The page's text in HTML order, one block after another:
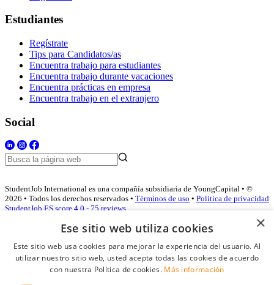
Estudiantes
Regístrate
Tips para Candidatos/as
Encuentra trabajo para estudiantes
Encuentra trabajo durante vacaciones
Encuentra prácticas en empresa
Encuentra trabajo en el extranjero
Social
StudentJob International es una compañía subsidiaria de YoungCapital • ©
2026 • Todos los derechos reservados • Términos de uso • Politica de privacidad
StudentJob ES score 4.0 - 75 reviews
Acceso empresas
×
Ese sitio web utiliza cookies
Este sitio web usa cookies para mejorar la experiencia del usuario. Al
utilizar nuestro sitio web, usted acepta todas las cookies de acuerdo
con nuestra Política de cookies. Más información